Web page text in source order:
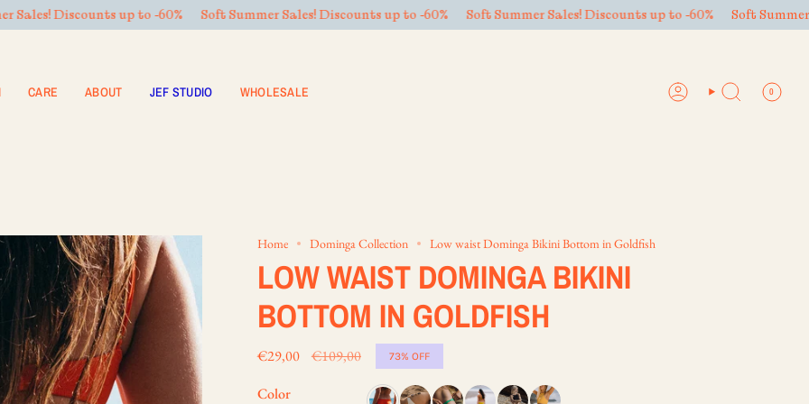
CARE ABOUT JEF STUDIO WHOLESALE ACCOUNTSEARCH 0
to -60% Soft Summer Sales! Discounts up to -60% Soft Summer Sales! Discounts up to -60% Soft Summer Sales! Discounts up
Home Dominga Collection Low waist Dominga Bikini Bottom in Goldfish
LOW WAIST DOMINGA BIKINI
BOTTOM IN GOLDFISH
€29,00 Regular
€109,00 73% OFF
Color